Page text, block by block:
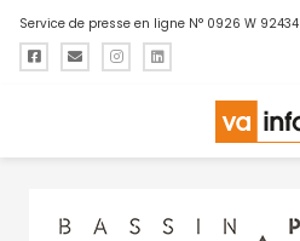
Service de presse en ligne N° 0926 W 92434